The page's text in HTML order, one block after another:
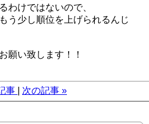
わけではないので、
う少し順位を上げられるんじ
願い致します！！
事 次の記事 »